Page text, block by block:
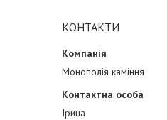
КОНТАКТИ
Монополія каміння
Ірина